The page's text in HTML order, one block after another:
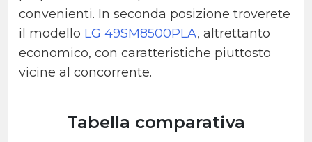
convenienti. In seconda posizione troverete
il modello LG 49SM8500PLA, altrettanto
economico, con caratteristiche piuttosto
vicine al concorrente.
Tabella comparativa